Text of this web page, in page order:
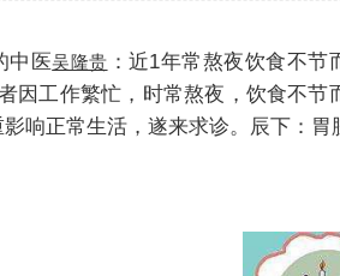
医吴隆贵 ：近1年常熬夜饮食不
因工作繁忙，时常熬夜，饮食不
响正常生活，遂来求诊。辰下：